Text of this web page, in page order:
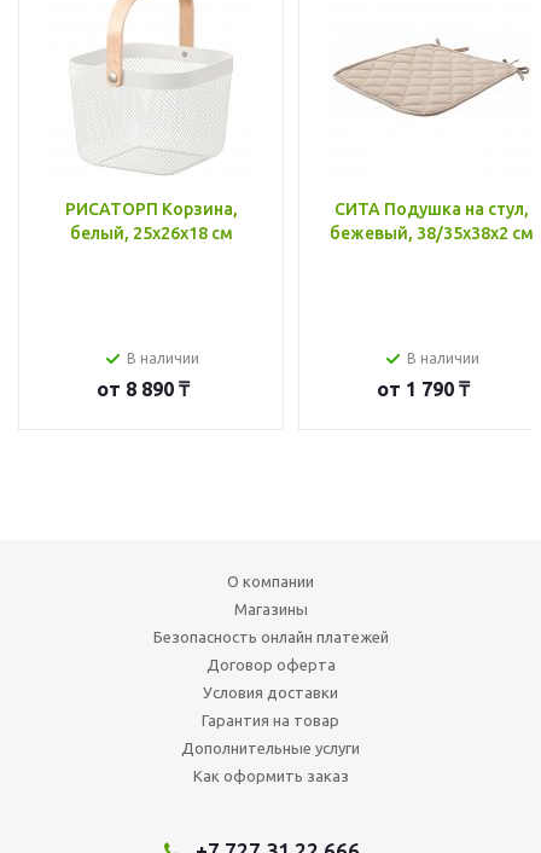
РИСАТОРП Корзина,
белый, 25x26x18 см
В наличии
от 8 890 ₸
СИТА Подушка на стул,
бежевый, 38/35x38x2 см
В наличии
от 1 790 ₸
О компании
Магазины
Безопасность онлайн платежей
Договор оферта
Условия доставки
Гарантия на товар
Дополнительные услуги
Как оформить заказ